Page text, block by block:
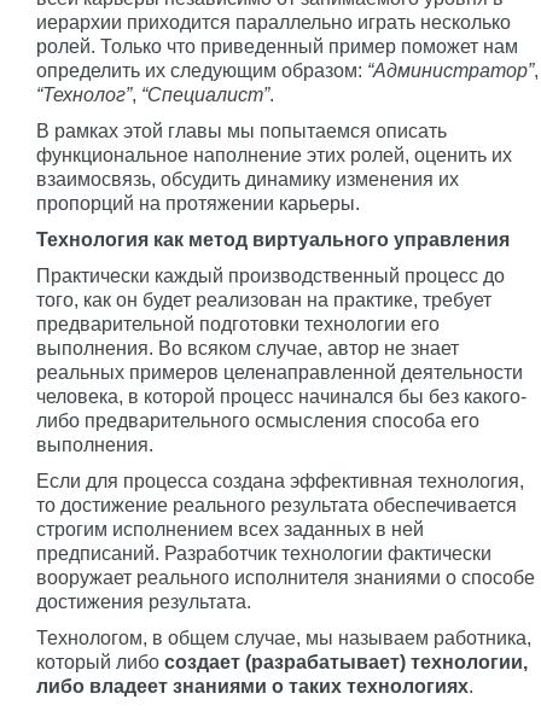
иерархии приходится параллельно играть несколько
ролей. Только что приведенный пример поможет нам
определить их следующим образом: “Администратор”,
“Технолог”, “Специалист”.
В рамках этой главы мы попытаемся описать
функциональное наполнение этих ролей, оценить их
взаимосвязь, обсудить динамику изменения их
пропорций на протяжении карьеры.
Технология как метод виртуального управления
Практически каждый производственный процесс до
того, как он будет реализован на практике, требует
предварительной подготовки технологии его
выполнения. Во всяком случае, автор не знает
реальных примеров целенаправленной деятельности
человека, в которой процесс начинался бы без какого-
либо предварительного осмысления способа его
выполнения.
Если для процесса создана эффективная технология,
то достижение реального результата обеспечивается
строгим исполнением всех заданных в ней
предписаний. Разработчик технологии фактически
вооружает реального исполнителя знаниями о способе
достижения результата.
Технологом, в общем случае, мы называем работника,
который либо создает (разрабатывает) технологии,
либо владеет знаниями о таких технологиях.